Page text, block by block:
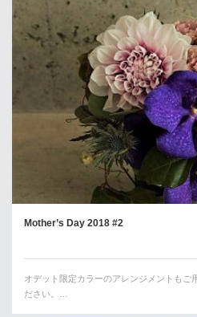
Mother’s Day 2018 #2
オデット限定カラーのアレンジメントもご
ださい。…